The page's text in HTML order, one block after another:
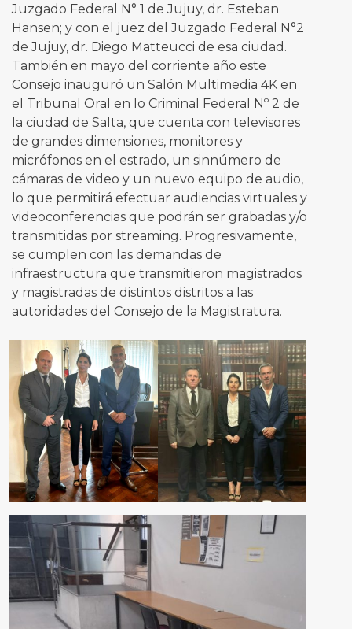
Juzgado Federal N° 1 de Jujuy, dr. Esteban
Hansen; y con el juez del Juzgado Federal N°2
de Jujuy, dr. Diego Matteucci de esa ciudad.
También en mayo del corriente año este
Consejo inauguró un Salón Multimedia 4K en
el Tribunal Oral en lo Criminal Federal Nº 2 de
la ciudad de Salta, que cuenta con televisores
de grandes dimensiones, monitores y
micrófonos en el estrado, un sinnúmero de
cámaras de video y un nuevo equipo de audio,
lo que permitirá efectuar audiencias virtuales y
videoconferencias que podrán ser grabadas y/o
transmitidas por streaming. Progresivamente,
se cumplen con las demandas de
infraestructura que transmitieron magistrados
y magistradas de distintos distritos a las
autoridades del Consejo de la Magistratura.